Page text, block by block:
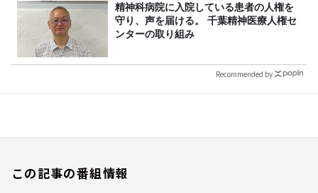
精神科病院に入院している患者の人権を
守り、声を届ける。 千葉精神医療人権セ
ンターの取り組み
Recommended by
この記事の番組情報